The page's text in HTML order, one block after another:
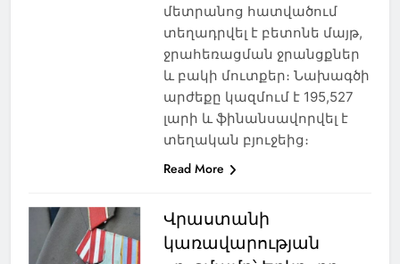
մետրանոց հատվածում
տեղադրվել է բետոնե մայթ,
ջրահեռացման ջրանցքներ
և բակի մուտքեր։ Նախագծի
արժեքը կազմում է 195,527
լարի և ֆինանսավորվել է
տեղական բյուջեից։
Read More
Վրաստանի
կառավարության